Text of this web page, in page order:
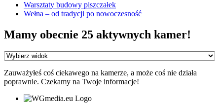
Warsztaty budowy piszczałek
Wełna – od tradycji po nowoczesność
Mamy obecnie 25 aktywnych kamer!
Zauważyłeś coś ciekawego na kamerze, a może coś nie działa
poprawnie. Czekamy na Twoje informacje!